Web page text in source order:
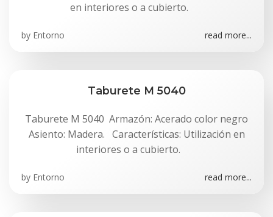
en interiores o a cubierto.
by Entorno read more...
Taburete M 5040
Taburete M 5040 Armazón: Acerado color negro
Asiento: Madera. Características: Utilización en
interiores o a cubierto.
by Entorno read more...